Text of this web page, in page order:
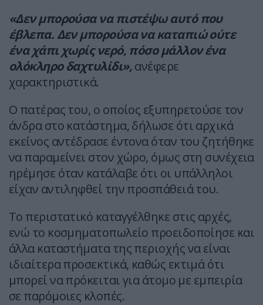
«Δεν μπορούσα να πιστέψω αυτό που
έβλεπα. Δεν μπορούσα να καταπιώ ούτε
ένα χάπι χωρίς νερό, πόσο μάλλον ένα
ολόκληρο δαχτυλίδι»,ανέφερε
χαρακτηριστικά.
Ο πατέρας του, ο οποίος εξυπηρετούσε τον
άνδρα στο κατάστημα, δήλωσε ότι αρχικά
εκείνος αντέδρασε έντονα όταν του ζητήθηκε
να παραμείνει στον χώρο, όμως στη συνέχεια
ηρέμησε όταν κατάλαβε ότι οι υπάλληλοι
είχαν αντιληφθεί την προσπάθειά του.
Το περιστατικό καταγγέλθηκε στις αρχές,
ενώ το κοσμηματοπωλείο προειδοποίησε και
άλλα καταστήματα της περιοχής να είναι
ιδιαίτερα προσεκτικά, καθώς εκτιμά ότι
μπορεί να πρόκειται για άτομο με εμπειρία
σε παρόμοιες κλοπές.